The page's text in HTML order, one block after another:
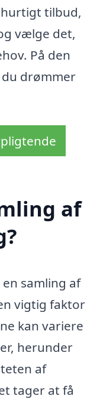
tilbud,
vælge det,
På den
du drømmer
af
samling af
vigtig faktor
kan variere
herunder
af
tager at få